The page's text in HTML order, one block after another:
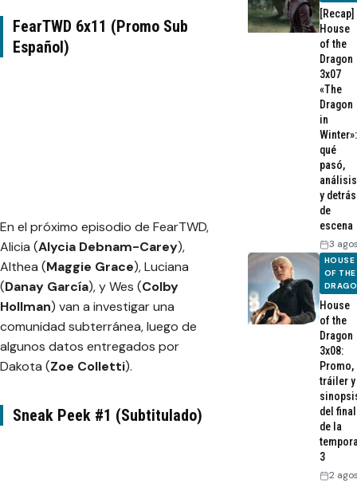
FearTWD 6x11 (Promo Sub
Español)
En el próximo episodio de FearTWD,
Alicia (Alycia Debnam-Carey),
Althea (Maggie Grace), Luciana
(Danay García), y Wes (Colby
Hollman) van a investigar una
comunidad subterránea, luego de
algunos datos entregados por
Dakota (Zoe Colletti).
Sneak Peek #1 (Subtitulado)
[Recap]
House
of the
Dragon
3x07
«The
Dragon
in
Winter»:
qué
pasó,
análisis
y detrás
de
escena
3
HOUSE
OF THE
House
of the
Dragon
3x08:
Promo,
tráiler y
del final
de la
3
2